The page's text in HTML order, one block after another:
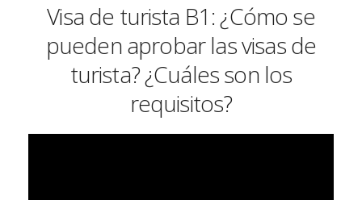
Visa de turista B1: ¿Cómo se
pueden aprobar las visas de
turista? ¿Cuáles son los
requisitos?